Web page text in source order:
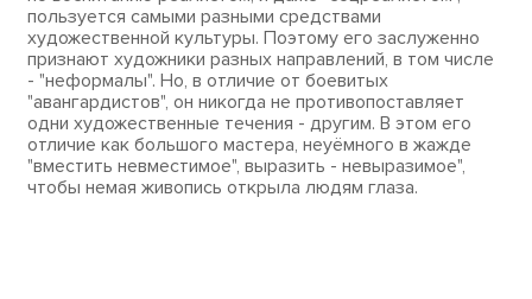
пользуется самыми разными средствами
художественной культуры. Поэтому его заслуженно
признают художники разных направлений, в том числе
- "неформалы". Но, в отличие от боевитых
"авангардистов", он никогда не противопоставляет
одни художественные течения - другим. В этом его
отличие как большого мастера, неуёмного в жажде
"вместить невместимое", выразить - невыразимое",
чтобы немая живопись открыла людям глаза.